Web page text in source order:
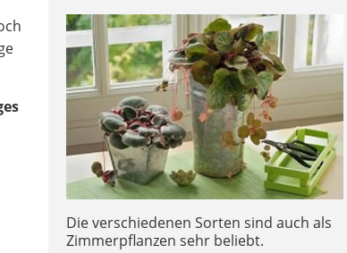
Die verschiedenen Sorten sind auch als
Zimmerpflanzen sehr beliebt.